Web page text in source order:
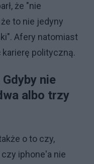
że "nie
to nie jedyny
Afery natomiast
karierę polityczną.
nie
albo trzy
o to czy,
iphone'a nie